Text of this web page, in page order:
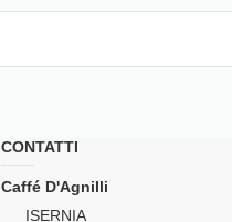
CONTATTI
Caffé D'Agnilli
ISERNIA